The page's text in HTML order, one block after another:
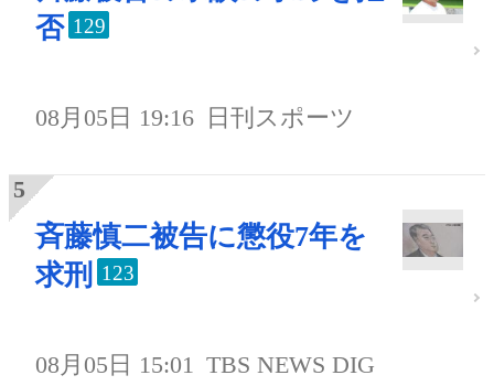
否 129
08月05日 19:16 日刊スポーツ
斉藤慎二被告に懲役7年を
求刑
123
08月05日 15:01 TBS NEWS DIG